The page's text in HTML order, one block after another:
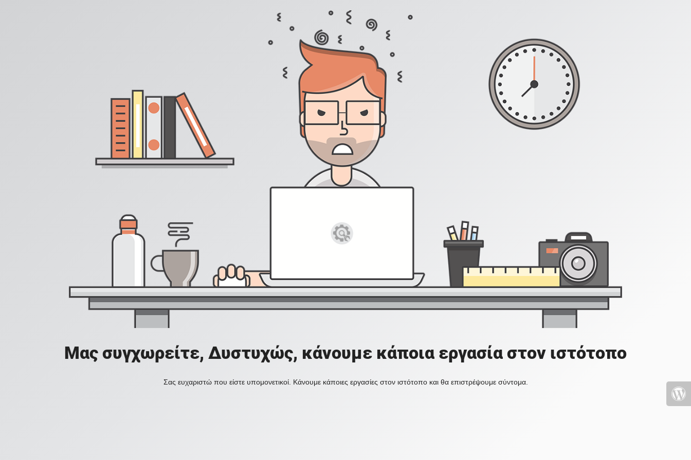
Μας συγχωρείτε, Δυστυχώς, κάνουμε κάποια εργασία στον ιστότοπο
Σας ευχαριστώ που είστε υπομονετικοί. Κάνουμε κάποιες εργασίες στον ιστότοπο και θα επιστρέψουμε σύντομα.